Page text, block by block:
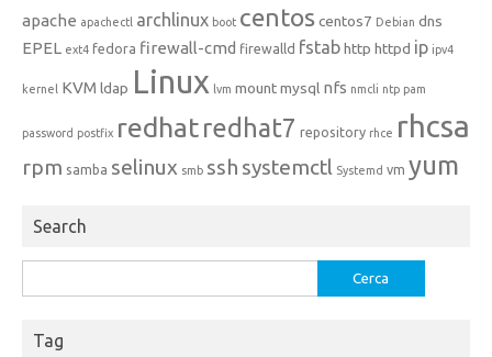
apache apachectl archlinux boot centoscentos7 Debian dns
EPEL ext4 fedora firewall-cmd firewalld fstabhttp httpd ip ipv4
kernel KVM ldap Linux lvm mountmysql nfs nmcli ntp pam
password postfix redhatredhat7 repository rhce rhcsa
rpm samba selinux smb ssh systemctl Systemd vm yum
Search
per:
Tag